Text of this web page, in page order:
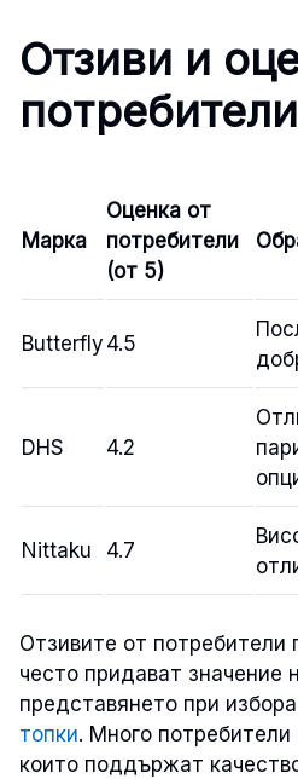
Отзиви и
потребители
Марка
Оценка от
потребители
(от 5)
Butterfly 4.5
DHS 4.2
Nittaku 4.7
Отзивите от потребители
често придават значение
представянето при
топки. Много
които поддържат